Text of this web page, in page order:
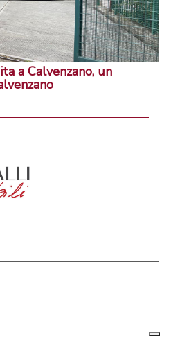
a Calvenzano, un